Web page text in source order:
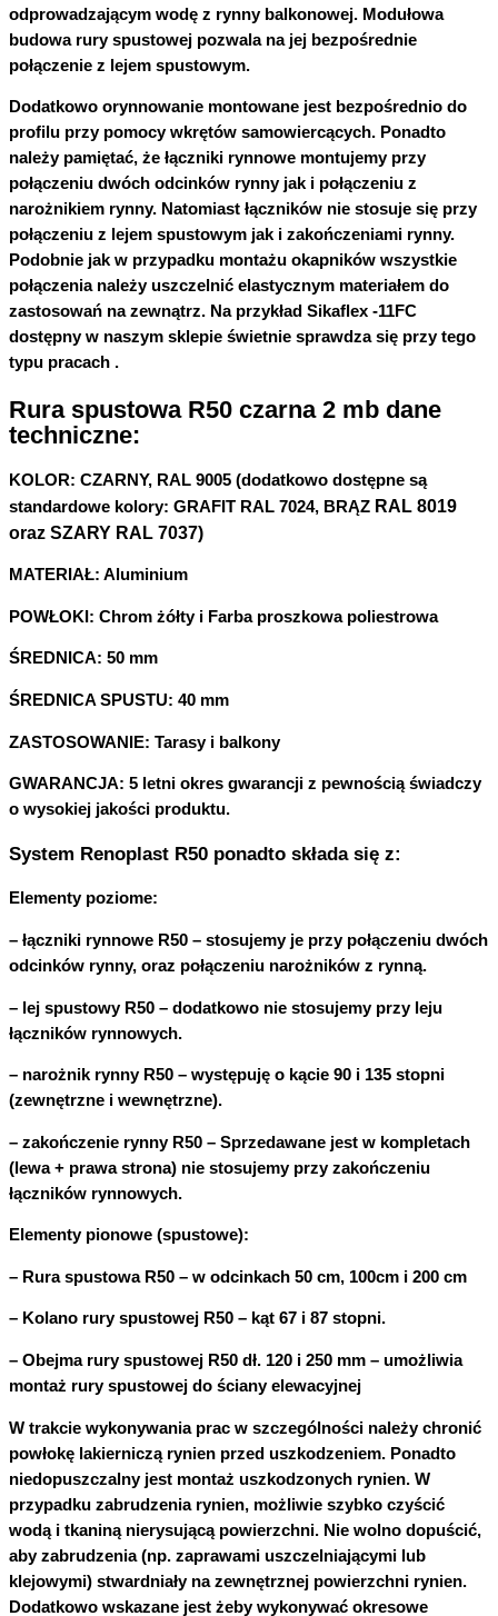
odprowadzającym wodę z rynny balkonowej. Modułowa
budowa rury spustowej pozwala na jej bezpośrednie
połączenie z lejem spustowym.
Dodatkowo orynnowanie montowane jest bezpośrednio do
profilu przy pomocy wkrętów samowiercących. Ponadto
należy pamiętać, że łączniki rynnowe montujemy przy
połączeniu dwóch odcinków rynny jak i połączeniu z
narożnikiem rynny. Natomiast łączników nie stosuje się przy
połączeniu z lejem spustowym jak i zakończeniami rynny.
Podobnie jak w przypadku montażu okapników wszystkie
połączenia należy uszczelnić elastycznym materiałem do
zastosowań na zewnątrz. Na przykład Sikaflex -11FC
dostępny w naszym sklepie świetnie sprawdza się przy tego
typu pracach .
Rura spustowa R50 czarna 2 mb dane
techniczne:
KOLOR: CZARNY, RAL 9005 (dodatkowo dostępne są
standardowe kolory: GRAFIT RAL 7024, BRĄZ RAL 8019
oraz SZARY RAL 7037)
MATERIAŁ: Aluminium
POWŁOKI: Chrom żółty i Farba proszkowa poliestrowa
ŚREDNICA: 50 mm
ŚREDNICA SPUSTU: 40 mm
ZASTOSOWANIE: Tarasy i balkony
GWARANCJA: 5 letni okres gwarancji z pewnością świadczy
o wysokiej jakości produktu.
System Renoplast R50 ponadto składa się z:
Elementy poziome:
– łączniki rynnowe R50 – stosujemy je przy połączeniu dwóch
odcinków rynny, oraz połączeniu narożników z rynną.
– lej spustowy R50 – dodatkowo nie stosujemy przy leju
łączników rynnowych.
– narożnik rynny R50 – występuję o kącie 90 i 135 stopni
(zewnętrzne i wewnętrzne).
– zakończenie rynny R50 – Sprzedawane jest w kompletach
(lewa + prawa strona) nie stosujemy przy zakończeniu
łączników rynnowych.
Elementy pionowe (spustowe):
– Rura spustowa R50 – w odcinkach 50 cm, 100cm i 200 cm
– Kolano rury spustowej R50 – kąt 67 i 87 stopni.
– Obejma rury spustowej R50 dł. 120 i 250 mm – umożliwia
montaż rury spustowej do ściany elewacyjnej
W trakcie wykonywania prac w szczególności należy chronić
powłokę lakierniczą rynien przed uszkodzeniem. Ponadto
niedopuszczalny jest montaż uszkodzonych rynien. W
przypadku zabrudzenia rynien, możliwie szybko czyścić
wodą i tkaniną nierysującą powierzchni. Nie wolno dopuścić,
aby zabrudzenia (np. zaprawami uszczelniającymi lub
klejowymi) stwardniały na zewnętrznej powierzchni rynien.
Dodatkowo wskazane jest żeby wykonywać okresowe